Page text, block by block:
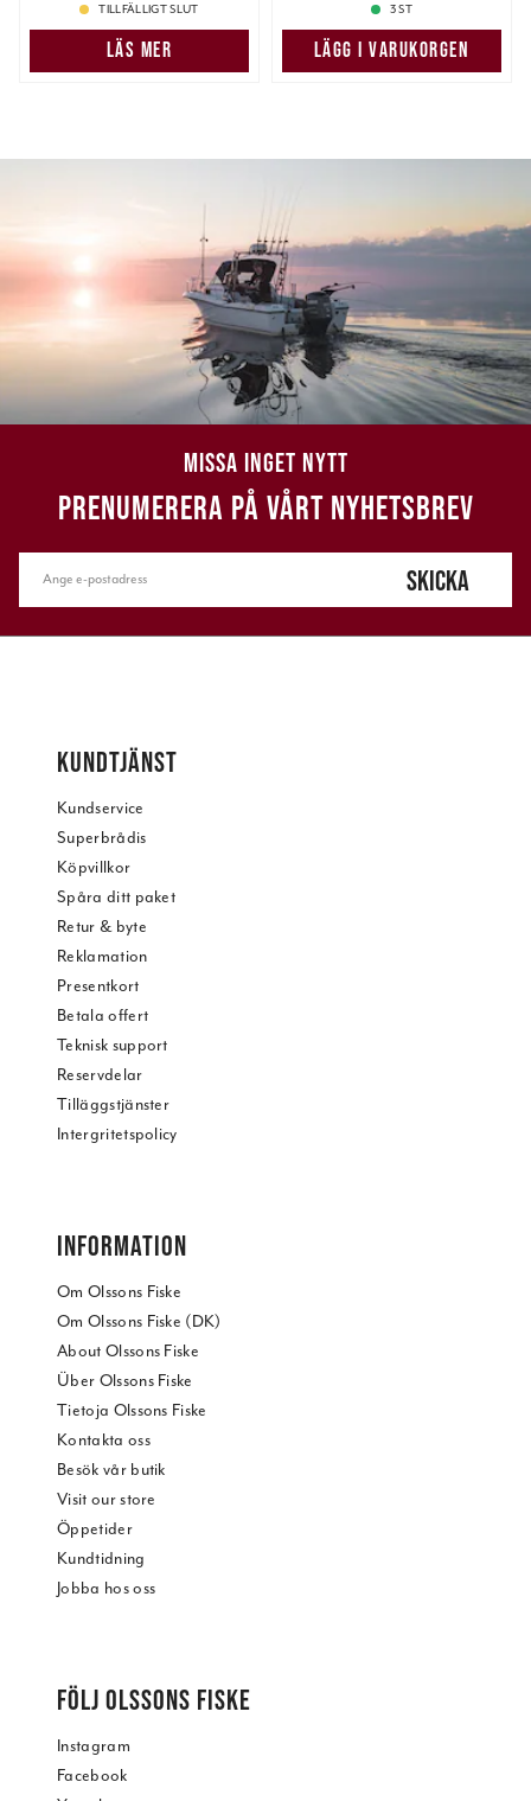
TILLFÄLLIGT SLUT
LÄS MER
3 ST
LÄGG I VARUKORGEN
MISSA INGET NYTT
PRENUMERERA PÅ VÅRT NYHETSBREV
SKICKA
KUNDTJÄNST
Kundservice
Superbrådis
Köpvillkor
Spåra ditt paket
Retur & byte
Reklamation
Presentkort
Betala offert
Teknisk support
Reservdelar
Tilläggstjänster
Intergritetspolicy
INFORMATION
Om Olssons Fiske
Om Olssons Fiske (DK)
About Olssons Fiske
Über Olssons Fiske
Tietoja Olssons Fiske
Kontakta oss
Besök vår butik
Visit our store
Öppetider
Kundtidning
Jobba hos oss
FÖLJ OLSSONS FISKE
Instagram
Facebook